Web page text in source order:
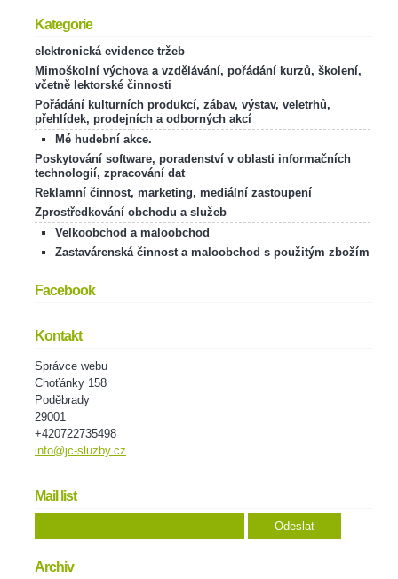
Kategorie
elektronická evidence tržeb
Mimoškolní výchova a vzdělávání, pořádání kurzů, školení,
včetně lektorské činnosti
Pořádání kulturních produkcí, zábav, výstav, veletrhů,
přehlídek, prodejních a odborných akcí
Mé hudební akce.
Poskytování software, poradenství v oblasti informačních
technologií, zpracování dat
Reklamní činnost, marketing, mediální zastoupení
Zprostředkování obchodu a služeb
Velkoobchod a maloobchod
Zastavárenská činnost a maloobchod s použitým zbožím
Facebook
Kontakt
Správce webu
Choťánky 158
Poděbrady
29001
+420722735498
info@jc-sluzby.cz
Mail list
Archiv